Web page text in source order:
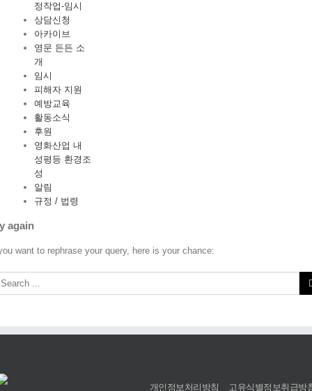
정작업-임시
상담신청
아카이브
영문 든든 소
개
임시
피해자 지원
예방교육
활동소식
후원
영화산업 내
성평등 환경조
성
알림
규정 / 법령
again
want to rephrase your query, here is your chance:
개인정보처리방침
고유식별정보취급방